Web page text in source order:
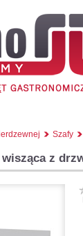
Szafy
z